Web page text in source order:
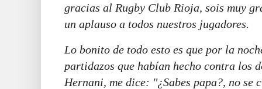
gracias al Rugby Club Rioja, sois muy
un aplauso a todos nuestros jugadores.
Lo bonito de todo esto es que por la
partidazos que habían hecho contra los
Hernani, me dice: "¿Sabes papa?, no se